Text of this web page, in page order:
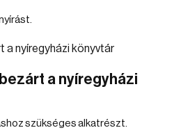
a nyíregyházi
szükséges alkatrészt.